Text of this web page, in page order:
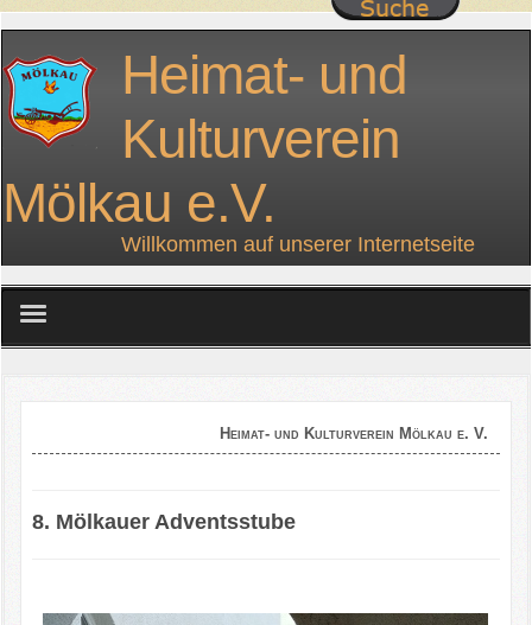
Heimat- und
Kulturverein
Mölkau e.V.
Willkommen auf unserer Internetseite
Heimat- und Kulturverein Mölkau e. V.
8. Mölkauer Adventsstube